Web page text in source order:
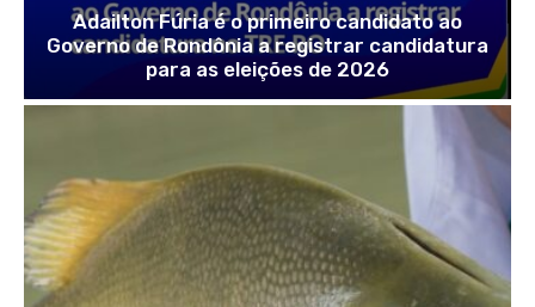
Adailton Fúria é o primeiro candidato ao
Governo de Rondônia a registrar candidatura
para as eleições de 2026